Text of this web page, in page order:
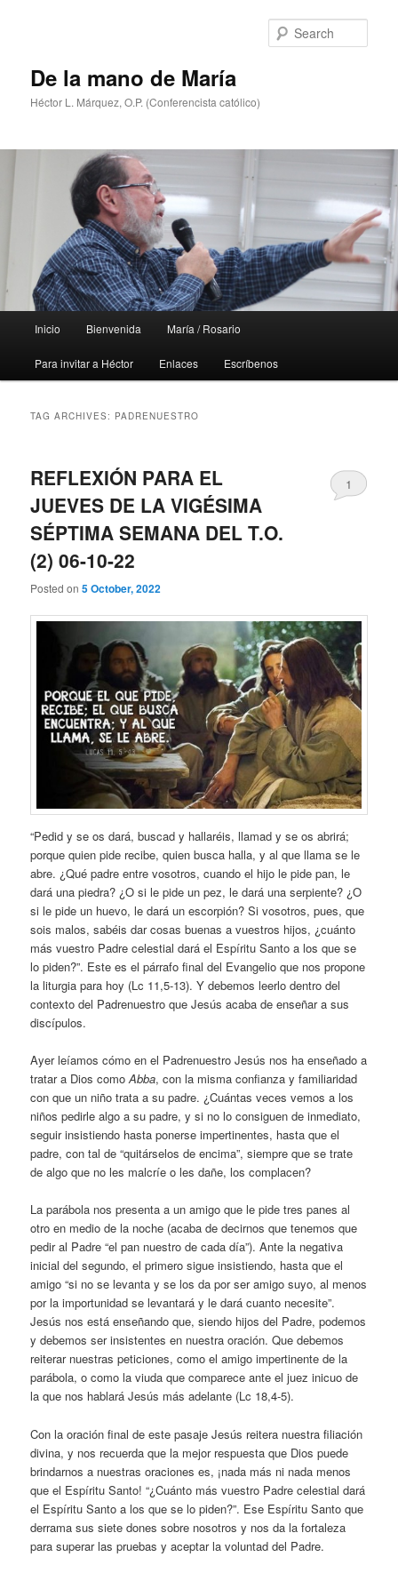
De la mano de María
Héctor L. Márquez, O.P. (Conferencista católico)
Inicio Bienvenida María / Rosario
Para invitar a Héctor Enlaces Escríbenos
TAG ARCHIVES: PADRENUESTRO
REFLEXIÓN PARA EL
JUEVES DE LA VIGÉSIMA
SÉPTIMA SEMANA DEL T.O.
(2) 06-10-22
Posted on5 October, 2022
1
“Pedid y se os dará, buscad y hallaréis, llamad y se os abrirá;
porque quien pide recibe, quien busca halla, y al que llama se le
abre. ¿Qué padre entre vosotros, cuando el hijo le pide pan, le
dará una piedra? ¿O si le pide un pez, le dará una serpiente? ¿O
si le pide un huevo, le dará un escorpión? Si vosotros, pues, que
sois malos, sabéis dar cosas buenas a vuestros hijos, ¿cuánto
más vuestro Padre celestial dará el Espíritu Santo a los que se
lo piden?”. Este es el párrafo final del Evangelio que nos propone
la liturgia para hoy (Lc 11,5-13). Y debemos leerlo dentro del
contexto del Padrenuestro que Jesús acaba de enseñar a sus
discípulos.
Ayer leíamos cómo en el Padrenuestro Jesús nos ha enseñado a
tratar a Dios comoAbba, con la misma confianza y familiaridad
con que un niño trata a su padre. ¿Cuántas veces vemos a los
niños pedirle algo a su padre, y si no lo consiguen de inmediato,
seguir insistiendo hasta ponerse impertinentes, hasta que el
padre, con tal de “quitárselos de encima”, siempre que se trate
de algo que no les malcríe o les dañe, los complacen?
La parábola nos presenta a un amigo que le pide tres panes al
otro en medio de la noche (acaba de decirnos que tenemos que
pedir al Padre “el pan nuestro de cada día”). Ante la negativa
inicial del segundo, el primero sigue insistiendo, hasta que el
amigo “si no se levanta y se los da por ser amigo suyo, al menos
por la importunidad se levantará y le dará cuanto necesite”.
Jesús nos está enseñando que, siendo hijos del Padre, podemos
y debemos ser insistentes en nuestra oración. Que debemos
reiterar nuestras peticiones, como el amigo impertinente de la
parábola, o como la viuda que comparece ante el juez inicuo de
la que nos hablará Jesús más adelante (Lc 18,4-5).
Con la oración final de este pasaje Jesús reitera nuestra filiación
divina, y nos recuerda que la mejor respuesta que Dios puede
brindarnos a nuestras oraciones es, ¡nada más ni nada menos
que el Espíritu Santo! “¿Cuánto más vuestro Padre celestial dará
el Espíritu Santo a los que se lo piden?”. Ese Espíritu Santo que
derrama sus siete dones sobre nosotros y nos da la fortaleza
para superar las pruebas y aceptar la voluntad del Padre.